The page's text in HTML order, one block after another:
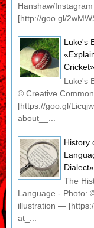
Hanshaw/
[http://goo.gl/
Luke's
Luke's
© Creative
[https://goo.gl/
about__...
History
The
Language - Photo:
illustration —
at_...